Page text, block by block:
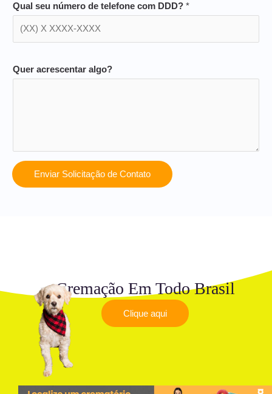
Qual seu número de telefone com DDD? *
Quer acrescentar algo?
Enviar Solicitação de Contato
Cremação Em Todo Brasil
Clique aqui